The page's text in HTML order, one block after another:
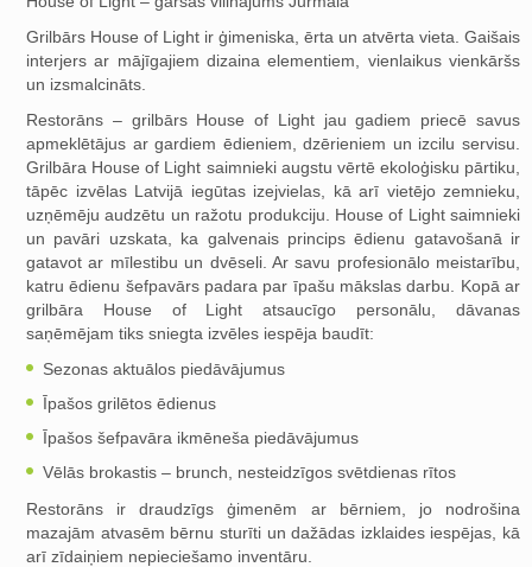
Grilbārs House of Light ir ģimeniska, ērta un atvērta vieta. Gaišais
interjers ar mājīgajiem dizaina elementiem, vienlaikus vienkāršs
un izsmalcināts.
Restorāns – grilbārs House of Light jau gadiem priecē savus
apmeklētājus ar gardiem ēdieniem, dzērieniem un izcilu servisu.
Grilbāra House of Light saimnieki augstu vērtē ekoloģisku pārtiku,
tāpēc izvēlas Latvijā iegūtas izejvielas, kā arī vietējo zemnieku,
uzņēmēju audzētu un ražotu produkciju. House of Light saimnieki
un pavāri uzskata, ka galvenais princips ēdienu gatavošanā ir
gatavot ar mīlestibu un dvēseli. Ar savu profesionālo meistarību,
katru ēdienu šefpavārs padara par īpašu mākslas darbu. Kopā ar
grilbāra House of Light atsaucīgo personālu, dāvanas
saņēmējam tiks sniegta izvēles iespēja baudīt:
Sezonas aktuālos piedāvājumus
Īpašos grilētos ēdienus
Īpašos šefpavāra ikmēneša piedāvājumus
Vēlās brokastis – brunch, nesteidzīgos svētdienas rītos
Restorāns ir draudzīgs ģimenēm ar bērniem, jo nodrošina
mazajām atvasēm bērnu sturīti un dažādas izklaides iespējas, kā
arī zīdaiņiem nepieciešamo inventāru.